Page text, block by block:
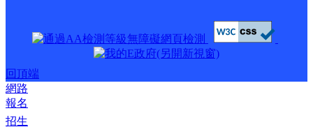
回頂端
網路
報名
招生